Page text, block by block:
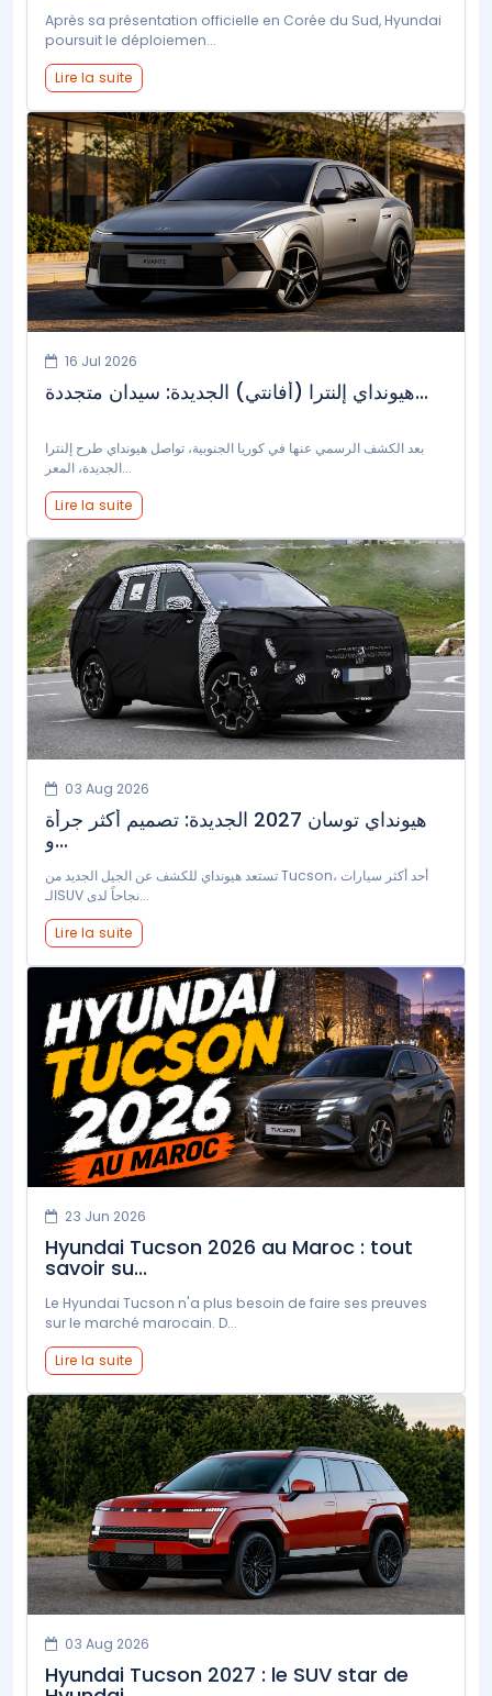
Après sa présentation officielle en Corée du Sud, Hyundai
poursuit le déploiemen...
Lire la suite
16 Jul 2026
هيونداي إلنترا (أفانتي) الجديدة: سيدان متجددة...
بعد الكشف الرسمي عنها في كوريا الجنوبية، تواصل هيونداي طرح إلنترا
الجديدة، المعر...
Lire la suite
03 Aug 2026
هيونداي توسان 2027 الجديدة: تصميم أكثر جرأة
و...
تستعد هيونداي للكشف عن الجيل الجديد من Tucson، أحد أكثر سيارات
الـSUV نجاحاً لدى...
Lire la suite
23 Jun 2026
Hyundai Tucson 2026 au Maroc : tout
savoir su...
Le Hyundai Tucson n'a plus besoin de faire ses preuves
sur le marché marocain. D...
Lire la suite
03 Aug 2026
Hyundai Tucson 2027 : le SUV star de